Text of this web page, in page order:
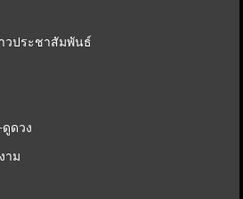
วประชาสัมพันธ์
ดวง
าม